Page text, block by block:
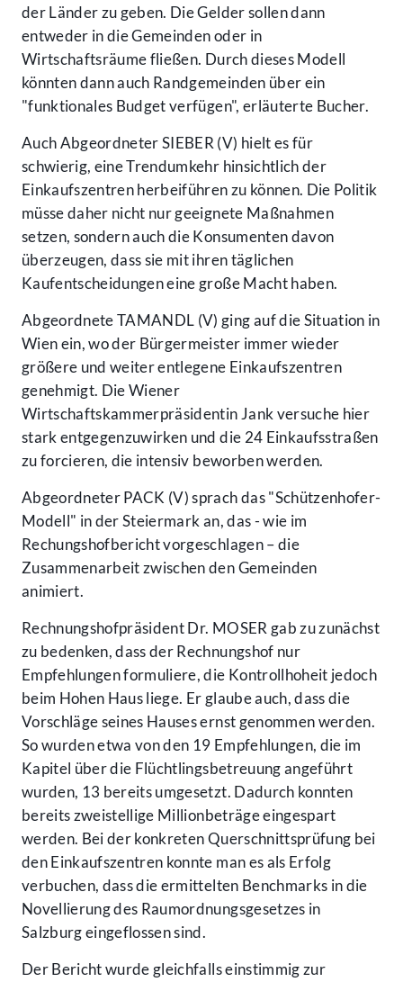
der Länder zu geben. Die Gelder sollen dann
entweder in die Gemeinden oder in
Wirtschaftsräume fließen. Durch dieses Modell
könnten dann auch Randgemeinden über ein
"funktionales Budget verfügen", erläuterte Bucher.
Auch Abgeordneter SIEBER (V) hielt es für
schwierig, eine Trendumkehr hinsichtlich der
Einkaufszentren herbeiführen zu können. Die Politik
müsse daher nicht nur geeignete Maßnahmen
setzen, sondern auch die Konsumenten davon
überzeugen, dass sie mit ihren täglichen
Kaufentscheidungen eine große Macht haben.
Abgeordnete TAMANDL (V) ging auf die Situation in
Wien ein, wo der Bürgermeister immer wieder
größere und weiter entlegene Einkaufszentren
genehmigt. Die Wiener
Wirtschaftskammerpräsidentin Jank versuche hier
stark entgegenzuwirken und die 24 Einkaufsstraßen
zu forcieren, die intensiv beworben werden.
Abgeordneter PACK (V) sprach das "Schützenhofer-
Modell" in der Steiermark an, das - wie im
Rechungshofbericht vorgeschlagen – die
Zusammenarbeit zwischen den Gemeinden
animiert.
Rechnungshofpräsident Dr. MOSER gab zu zunächst
zu bedenken, dass der Rechnungshof nur
Empfehlungen formuliere, die Kontrollhoheit jedoch
beim Hohen Haus liege. Er glaube auch, dass die
Vorschläge seines Hauses ernst genommen werden.
So wurden etwa von den 19 Empfehlungen, die im
Kapitel über die Flüchtlingsbetreuung angeführt
wurden, 13 bereits umgesetzt. Dadurch konnten
bereits zweistellige Millionbeträge eingespart
werden. Bei der konkreten Querschnittsprüfung bei
den Einkaufszentren konnte man es als Erfolg
verbuchen, dass die ermittelten Benchmarks in die
Novellierung des Raumordnungsgesetzes in
Salzburg eingeflossen sind.
Der Bericht wurde gleichfalls einstimmig zur